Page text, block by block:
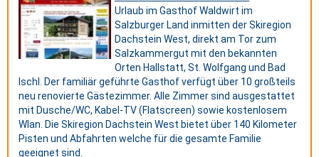
Urlaub im Gasthof Waldwirt im
Salzburger Land inmitten der Skiregion
Dachstein West, direkt am Tor zum
Salzkammergut mit den bekannten
Orten Hallstatt, St. Wolfgang und Bad
Ischl. Der familiär geführte Gasthof verfügt über 10 großteils
neu renovierte Gästezimmer. Alle Zimmer sind ausgestattet
mit Dusche/WC, Kabel-TV (Flatscreen) sowie kostenlosem
Wlan. Die Skiregion Dachstein West bietet über 140 Kilometer
Pisten und Abfahrten welche für die gesamte Familie
geeignet sind.